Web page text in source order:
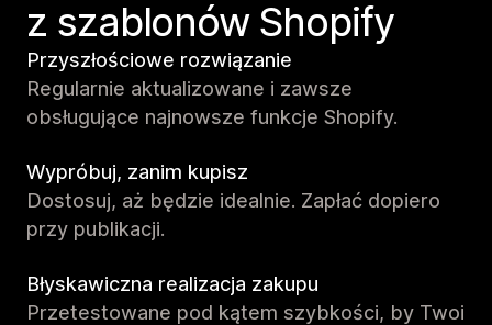
z szablonów Shopify
Przyszłościowe rozwiązanie
Regularnie aktualizowane i zawsze
obsługujące najnowsze funkcje Shopify.
Wypróbuj, zanim kupisz
Dostosuj, aż będzie idealnie. Zapłać dopiero
przy publikacji.
Błyskawiczna realizacja zakupu
Przetestowane pod kątem szybkości, by Twoi